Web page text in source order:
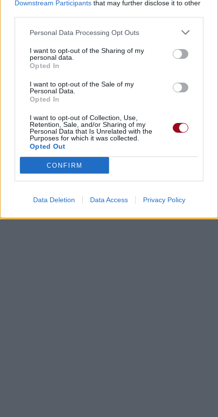
Downstream Participants that may further disclose it to other
Personal Data Processing Opt Outs
I want to opt-out of the Sharing of my
personal data.
Opted In
I want to opt-out of the Sale of my
Personal Data.
Opted In
I want to opt-out of Collection, Use,
Retention, Sale, and/or Sharing of my
Personal Data that Is Unrelated with the
Purposes for which it was collected.
Opted Out
CONFIRM
Data Deletion Data Access Privacy Policy